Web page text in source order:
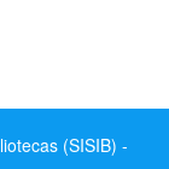
(SISIB) -